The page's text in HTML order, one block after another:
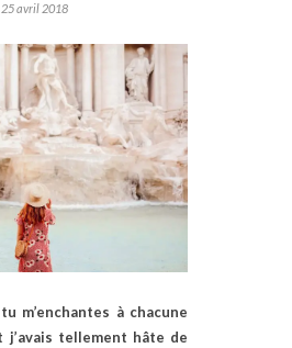
25 avril 2018
m’enchantes à chacune
tellement hâte de